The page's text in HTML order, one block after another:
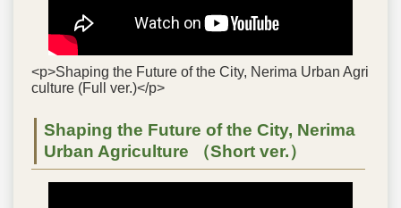
<p>Shaping the Future of the City, Nerima Urban Agri
culture (Full ver.)</p>
Shaping the Future of the City, Nerima
Urban Agriculture （Short ver.）